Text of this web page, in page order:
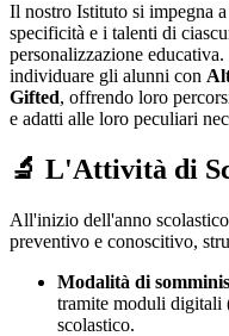
Il nostro Istituto si impegna
specificità e i talenti di
personalizzazione
individuare gli alunni con
Gifted, offrendo loro
e adatti alle loro peculiari
🔬 L'Attività di
All'inizio dell'anno
preventivo e conoscitivo,
Modalità di
tramite moduli digitali
scolastico.